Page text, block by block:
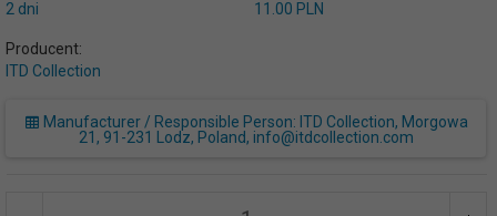
2 dni
11.00 PLN
Producent:
ITD Collection
Manufacturer / Responsible Person: ITD Collection, Morgowa
21, 91-231 Lodz, Poland, info@itdcollection.com